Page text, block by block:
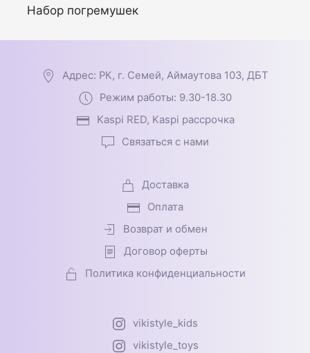
Набор погремушек
Адрес: РК, г. Семей, Аймаутова 103, ДБТ
Режим работы: 9.30-18.30
Kaspi RED, Kaspi рассрочка
Связаться с нами
Доставка
Оплата
Возврат и обмен
Договор оферты
Политика конфиденциальности
vikistyle_kids
vikistyle_toys